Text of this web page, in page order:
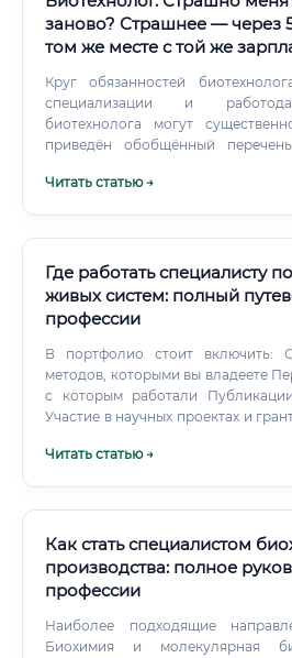
заново? Страшнее — через
том же месте с той же
Круг обязанностей
специализации и
биотехнолога могут
приведён обобщённый
⚠️ Важно понимать: биотехнолог —
Читать статью →
Где работать специалисту
живых систем: полный
профессии
В портфолио стоит включить: Список лабораторных
методов, которыми вы владеете Перечень оборудования,
с которым работали Публикации и тезисы докладов
Участие в научных проектах и гранты Патенты (если
дополнительного обучения Шаг 6. Сетевое
личные контакты. Поэтому с
важно: Посещать отраслевые конференции (РосБиоТех,
Биотехнология-Т, форум BioRussia)
профессиональные
ассоциация производителей
продукции Поддерживать контакты с преподавателями,
Читать статью →
Как стать специалистом
производства: полное
профессии
Наиболее подходящие направления:
Биохимия и молекулярная биология